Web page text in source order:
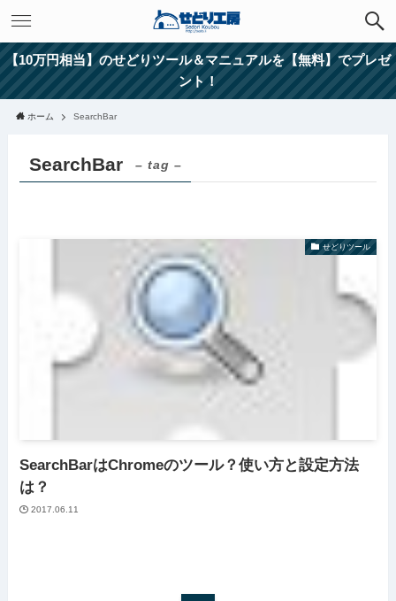
【10万円相当】のせどりツール＆マニュアルを【無料】でプレゼ
ント！
ホーム SearchBar
SearchBar – tag –
せどりツール
SearchBarはChromeのツール？使い方と設定方法
は？
2017.06.11